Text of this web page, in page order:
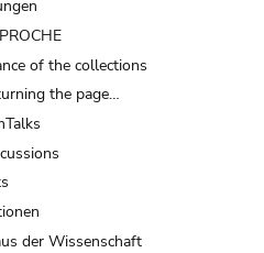
of the collections
the page…
der Wissenschaft